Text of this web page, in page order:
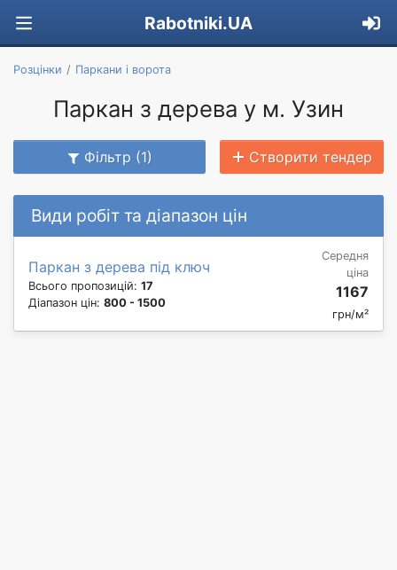
Rabotniki.UA
Розцінки Паркани і ворота
Паркан з дерева у м. Узин
Фільтр (1) Створити тендер
Види робіт та діапазон цін
Паркан з дерева під ключ
Всього пропозицій: 17
Діапазон цін: 800 - 1500
Середня
ціна
1167
грн/м²